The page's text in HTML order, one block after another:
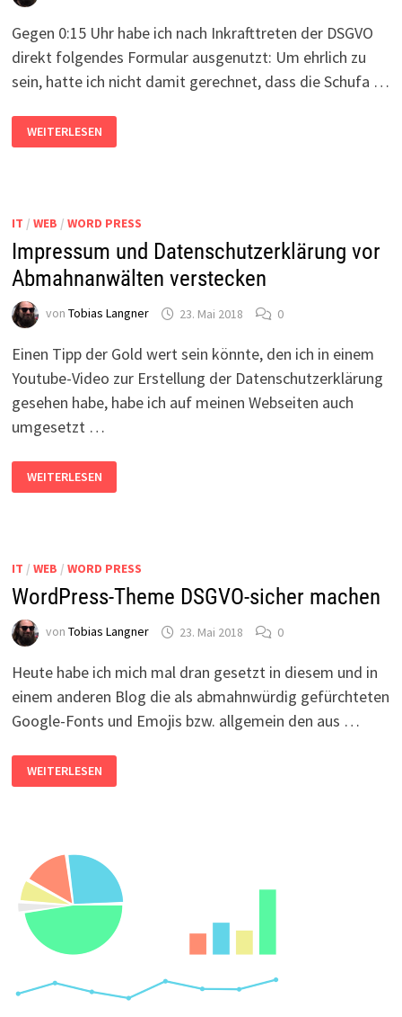
Gegen 0:15 Uhr habe ich nach Inkrafttreten der DSGVO
direkt folgendes Formular ausgenutzt: Um ehrlich zu
sein, hatte ich nicht damit gerechnet, dass die Schufa …
UND
DIE
WEITERLESEN
IT / WEB / WORD PRESS
Impressum und Datenschutzerklärung vor
Abmahnanwälten verstecken
von Tobias Langner 23. Mai 2018 0
Einen Tipp der Gold wert sein könnte, den ich in einem
Youtube-Video zur Erstellung der Datenschutzerklärung
gesehen habe, habe ich auf meinen Webseiten auch
umgesetzt …
UND
DATENSCHUTZERKLÄRUNG
WEITERLESEN
IT / WEB / WORD PRESS
WordPress-Theme DSGVO-sicher machen
von Tobias Langner 23. Mai 2018 0
Heute habe ich mich mal dran gesetzt in diesem und in
einem anderen Blog die als abmahnwürdig gefürchteten
Google-Fonts und Emojis bzw. allgemein den aus …
THEME
DSGVO-
WEITERLESEN